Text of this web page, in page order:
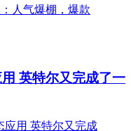
英特尔又完成了一